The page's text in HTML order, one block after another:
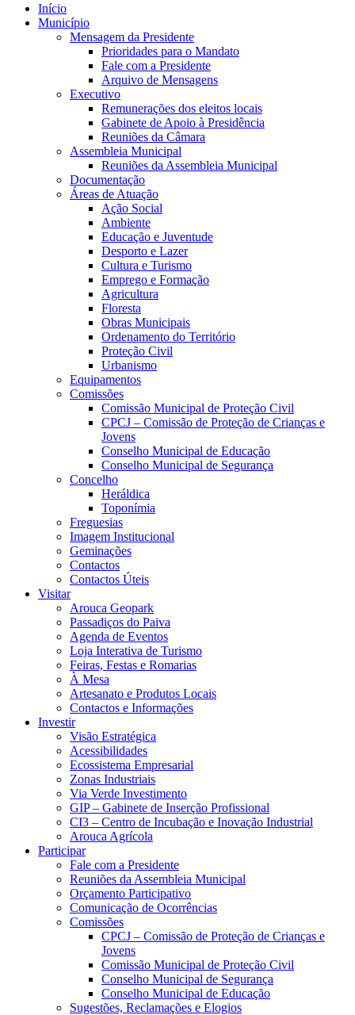
Início
Município
Mensagem da Presidente
Prioridades para o Mandato
Fale com a Presidente
Arquivo de Mensagens
Executivo
Remunerações dos eleitos locais
Gabinete de Apoio à Presidência
Reuniões da Câmara
Assembleia Municipal
Reuniões da Assembleia Municipal
Documentação
Áreas de Atuação
Ação Social
Ambiente
Educação e Juventude
Desporto e Lazer
Cultura e Turismo
Emprego e Formação
Agricultura
Floresta
Obras Municipais
Ordenamento do Território
Proteção Civil
Urbanismo
Equipamentos
Comissões
Comissão Municipal de Proteção Civil
CPCJ – Comissão de Proteção de Crianças e
Jovens
Conselho Municipal de Educação
Conselho Municipal de Segurança
Concelho
Heráldica
Toponímia
Freguesias
Imagem Institucional
Geminações
Contactos
Contactos Úteis
Visitar
Arouca Geopark
Passadiços do Paiva
Agenda de Eventos
Loja Interativa de Turismo
Feiras, Festas e Romarias
À Mesa
Artesanato e Produtos Locais
Contactos e Informações
Investir
Visão Estratégica
Acessibilidades
Ecossistema Empresarial
Zonas Industriais
Via Verde Investimento
GIP – Gabinete de Inserção Profissional
CI3 – Centro de Incubação e Inovação Industrial
Arouca Agrícola
Participar
Fale com a Presidente
Reuniões da Assembleia Municipal
Orçamento Participativo
Comunicação de Ocorrências
Comissões
CPCJ – Comissão de Proteção de Crianças e
Jovens
Comissão Municipal de Proteção Civil
Conselho Municipal de Segurança
Conselho Municipal de Educação
Sugestões, Reclamações e Elogios